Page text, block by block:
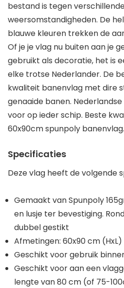
bestand is tegen
weersomstandigheden. De
blauwe kleuren trekken de
Of je je vlag nu buiten aan je
gebruikt als decoratie, het is
elke trotse Nederlander. De
kwaliteit banenvlag met dire
genaaide banen.
voor op ieder schip. Beste
60x90cm spunpoly banenvlag.
Specificaties
Deze vlag heeft de volgende
Gemaakt van Spunpoly
en lusje ter bevestiging.
dubbel gestikt
Afmetingen: 60x90 cm
Geschikt voor gebruik
Geschikt voor aan een
lengte van 80 cm (of 75-